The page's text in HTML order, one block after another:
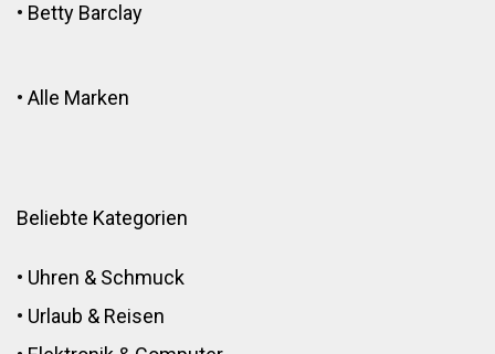
• Betty Barclay
• Alle Marken
Beliebte Kategorien
• Uhren & Schmuck
• Urlaub & Reisen